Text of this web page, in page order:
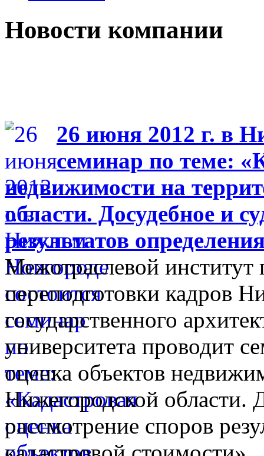
Новости компании
26 июня 2012 г. в
семинар по теме:
недвижимости на
области. Досудебное и
результатов
Межотраслевой
переподготовки кадров
государственного
университета проводит
оценка объектов
Нижегородской области.
рассмотрение споров